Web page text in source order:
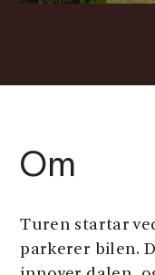
Om
Turen startar
parkerer bilen.